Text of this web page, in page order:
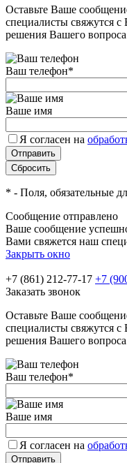
Оставьте Ваше
специалисты свяжутся
решения Вашего
Ваш телефон*
Ваше имя
Я согласен на
* - Поля, обязательные
Сообщение отправлено
Ваше сообщение
Вами свяжется наш
Закрыть окно
+7 (861) 212-77-17 +7
Заказать звонок
Оставьте Ваше
специалисты свяжутся
решения Вашего
Ваш телефон*
Ваше имя
Я согласен на